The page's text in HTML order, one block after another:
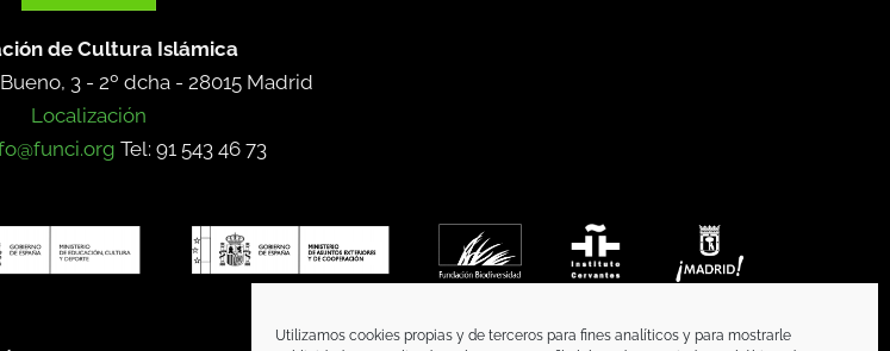
Utilizamos cookies propias y de terceros para fines analíticos y para mostrarle
de Cultura Islámica
3 - 2º dcha - 28015 Madrid
Localización
Tel: 91 543 46 73